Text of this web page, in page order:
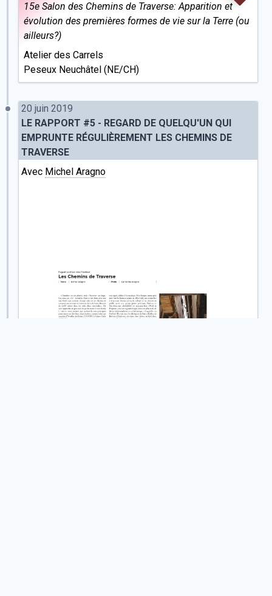
15e Salon des Chemins de Traverse: Apparition et
évolution des premières formes de vie sur la Terre (ou
ailleurs?)
Atelier des Carrels
Peseux Neuchâtel (NE/CH)
20 juin 2019
LE RAPPORT #5 - REGARD DE QUELQU'UN QUI
EMPRUNTE RÉGULIÈREMENT LES CHEMINS DE
TRAVERSE
Avec Michel Aragno